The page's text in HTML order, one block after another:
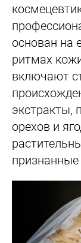
основан на
ритмах
включают
экстракты,
орехов и